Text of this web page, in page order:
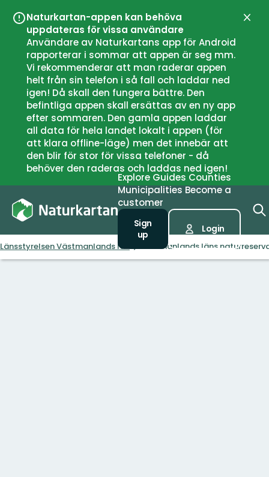
Naturkartan-appen kan behöva
uppdateras för vissa användare
Användare av Naturkartans app för Android
rapporterar i sommar att appen är seg mm.
Vi rekommenderar att man raderar appen
helt från sin telefon i så fall och laddar ned
igen! Då skall den fungera bättre. Den
befintliga appen skall ersättas av en ny app
efter sommaren. Den gamla appen laddar
all data för hela landet lokalt i appen (för
att klara offline-läge) men det innebär att
den blir för stor för vissa telefoner - då
behöver den raderas och laddas ned igen!
Close
Explore Guides Counties
Municipalities Become a
customer
Sign
up
Login
Länsstyrelsen Västmanlands län Västmanlands läns